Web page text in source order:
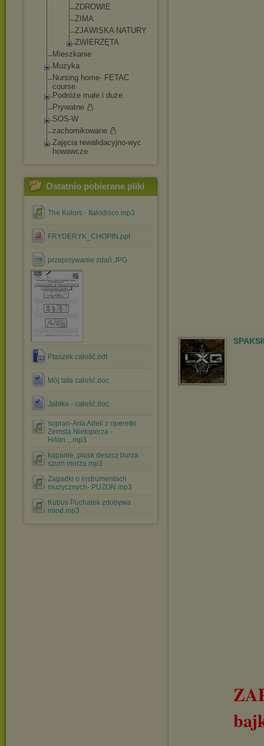
ZDROWIE
ZIMA
ZJAWISKA NATURY
ZWIERZĘTA
Mieszkanie
Muzyka
Nursing home- FETAC
course
Podróże małe i duże
Prywatne
SOS-W
zachomikowane
Zajęcia rewalidacyjno-wyc
howawcze
Ostatnio pobierane pliki
The Kolors - Italodisco.mp3
FRYDERYK_CHOPIN.ppt
przepisywanie zdań.JPG
Ptaszek całość.odt
Mój tata całość.doc
Jabłko - całość.doc
sopran-Aria Adeli z operetki
Zemsta Nietoperza -
HAlin....mp3
kapanie, plusk deszcz burza
szum morza.mp3
Zagadki o instrumentach
muzycznych- PUZON.mp3
Kubus Puchatek zdobywa
miod.mp3